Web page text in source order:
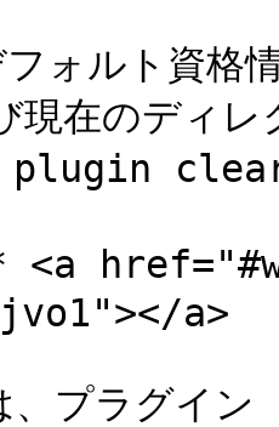
ォルト資格
現在のディ
plugin
<a
a>
プラグイン